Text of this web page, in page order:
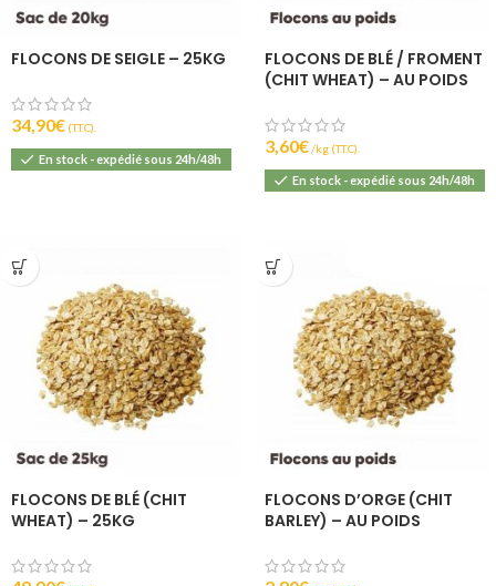
FLOCONS DE SEIGLE – 25KG
34,90€ (T.T.C).
En stock - expédié sous 24h/48h
FLOCONS DE BLÉ / FROMENT
(CHIT WHEAT) – AU POIDS
3,60€ (T.T.C).
En stock - expédié sous 24h/48h
FLOCONS DE BLÉ (CHIT
WHEAT) – 25KG
FLOCONS D’ORGE (CHIT
BARLEY) – AU POIDS